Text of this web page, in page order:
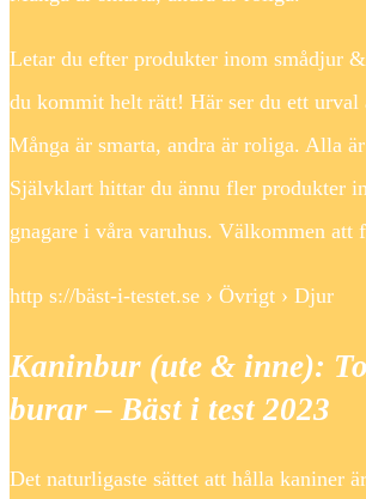
Letar du efter produkter inom smådjur
du kommit helt rätt! Här ser du ett urval
Många är smarta, andra är roliga. Alla
Självklart hittar du ännu fler produkter
gnagare i våra varuhus. Välkommen att
http s://bäst-i-testet.se › Övrigt › Djur
Kaninbur (ute & inne):
burar – Bäst i test 2023
Det naturligaste sättet att hålla kaniner